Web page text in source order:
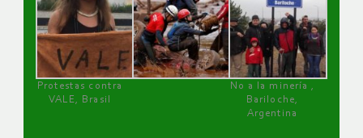
Protestas contra
VALE, Brasil
No a la minería ,
Bariloche,
Argentina